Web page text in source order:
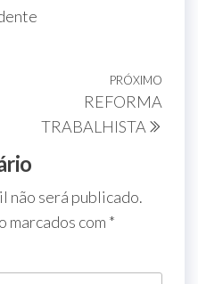
PRÓXIMO
REFORMA
TRABALHISTA
não será publicado.
marcados com *